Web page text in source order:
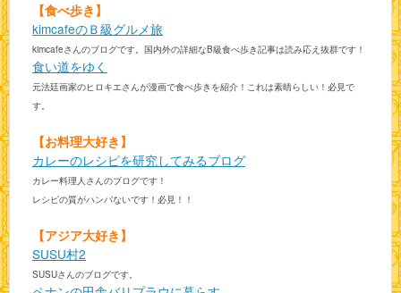
【食べ歩き】
kimcafeのＢ級グルメ旅
kimcafeさんのブログです。国内外の詳細なB級食べ歩き記事は読み応え抜群です！
食い道をゆく
元法廷画家のヒロキエさんが漫画で食べ歩きを紹介！これは素晴らしい！必見で
す。
【お料理大好き】
カレーのレシピを研究してみるブログ
カレー料理人さんのブログです！
レシピの質がハンパないです！必見！！
【アジア大好き】
SUSU村2
SUSUさんのブログです。